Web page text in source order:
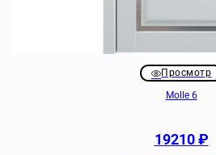
Просмотр
Molle 6
19210₽